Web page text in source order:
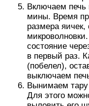
Включаем
мины. Время
размера
состояние
в первый раз.
(побелел),
выключаем
Вынимаем тару
Для этого